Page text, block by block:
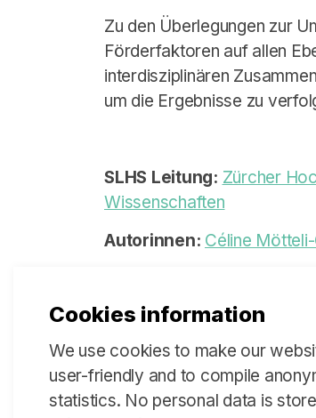
Zu den Überlegungen zur
Förderfaktoren auf allen
interdisziplinären
um die Ergebnisse zu
SLHS Leitung: Zürcher
Wissenschaften
Autorinnen: Céline
Key Messages(verfügbar
Zusammenfassung
Englisch):Download PDF
Cookies information
We use cookies to make our
user-friendly and to compile
statistics. No personal data is